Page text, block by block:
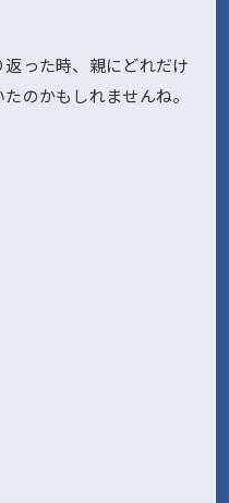
った時、親にどれだけ
のかもしれませんね。